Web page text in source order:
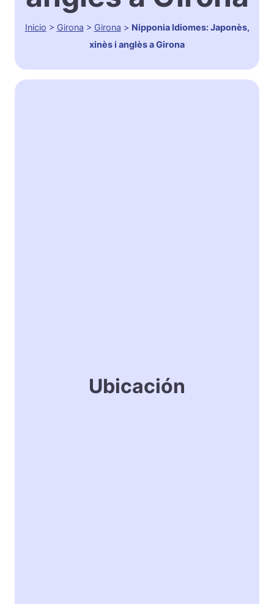
Inicio > Girona > Girona > Nipponia Idiomes: Japonès,
xinès i anglès a Girona
Ubicación